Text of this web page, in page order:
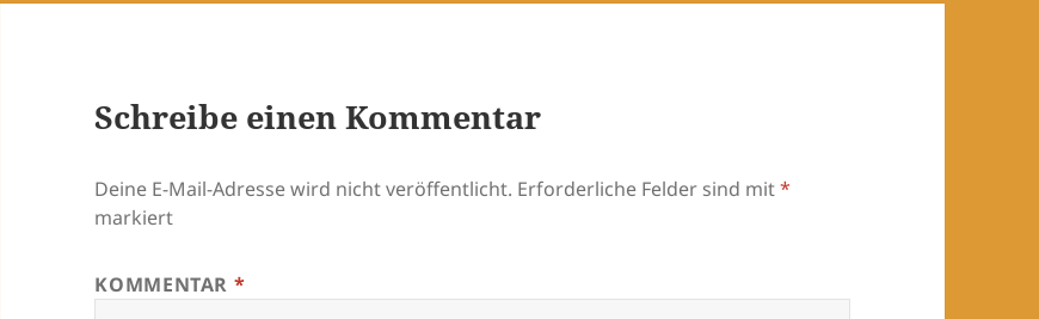
Schreibe einen Kommentar
Deine E-Mail-Adresse wird nicht veröffentlicht. Erforderliche Felder sind mit*
markiert
KOMMENTAR *